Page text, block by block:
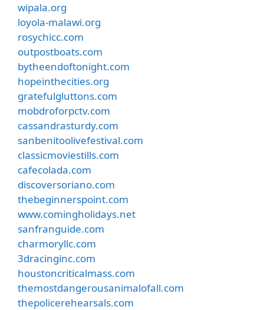
wipala.org
loyola-malawi.org
rosychicc.com
outpostboats.com
bytheendoftonight.com
hopeinthecities.org
gratefulgluttons.com
mobdroforpctv.com
cassandrasturdy.com
sanbenitoolivefestival.com
classicmoviestills.com
cafecolada.com
discoversoriano.com
thebeginnerspoint.com
www.comingholidays.net
sanfranguide.com
charmoryllc.com
3dracinginc.com
houstoncriticalmass.com
themostdangerousanimalofall.com
thepolicerehearsals.com